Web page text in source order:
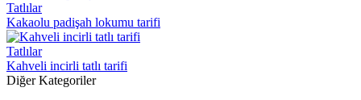
Tatlılar
Kakaolu padişah lokumu tarifi
Tatlılar
Kahveli incirli tatlı tarifi
Diğer Kategoriler